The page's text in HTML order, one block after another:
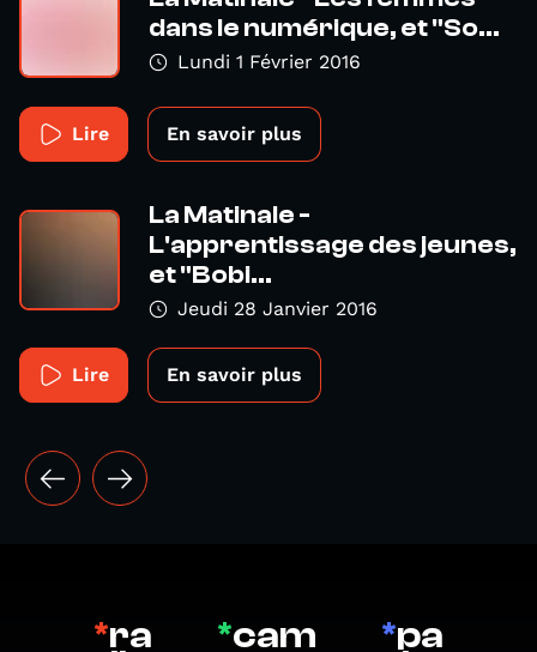
dans le numérique, et "So...
Lundi 1 Février 2016
Lire En savoir plus
La Matinale -
L'apprentissage des jeunes,
et "Bobi...
Jeudi 28 Janvier 2016
Lire En savoir plus
*ra *cam *pa